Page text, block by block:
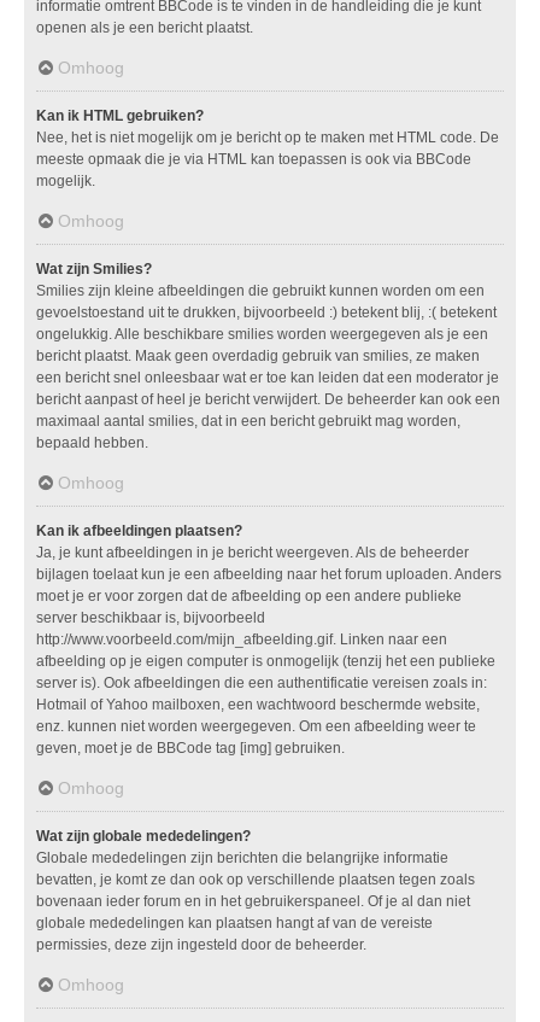
informatie omtrent BBCode is te vinden in de handleiding die je kunt
openen als je een bericht plaatst.
Omhoog
Kan ik HTML gebruiken?
Nee, het is niet mogelijk om je bericht op te maken met HTML code. De
meeste opmaak die je via HTML kan toepassen is ook via BBCode
mogelijk.
Omhoog
Wat zijn Smilies?
Smilies zijn kleine afbeeldingen die gebruikt kunnen worden om een
gevoelstoestand uit te drukken, bijvoorbeeld :) betekent blij, :( betekent
ongelukkig. Alle beschikbare smilies worden weergegeven als je een
bericht plaatst. Maak geen overdadig gebruik van smilies, ze maken
een bericht snel onleesbaar wat er toe kan leiden dat een moderator je
bericht aanpast of heel je bericht verwijdert. De beheerder kan ook een
maximaal aantal smilies, dat in een bericht gebruikt mag worden,
bepaald hebben.
Omhoog
Kan ik afbeeldingen plaatsen?
Ja, je kunt afbeeldingen in je bericht weergeven. Als de beheerder
bijlagen toelaat kun je een afbeelding naar het forum uploaden. Anders
moet je er voor zorgen dat de afbeelding op een andere publieke
server beschikbaar is, bijvoorbeeld
http://www.voorbeeld.com/mijn_afbeelding.gif. Linken naar een
afbeelding op je eigen computer is onmogelijk (tenzij het een publieke
server is). Ook afbeeldingen die een authentificatie vereisen zoals in:
Hotmail of Yahoo mailboxen, een wachtwoord beschermde website,
enz. kunnen niet worden weergegeven. Om een afbeelding weer te
geven, moet je de BBCode tag [img] gebruiken.
Omhoog
Wat zijn globale mededelingen?
Globale mededelingen zijn berichten die belangrijke informatie
bevatten, je komt ze dan ook op verschillende plaatsen tegen zoals
bovenaan ieder forum en in het gebruikerspaneel. Of je al dan niet
globale mededelingen kan plaatsen hangt af van de vereiste
permissies, deze zijn ingesteld door de beheerder.
Omhoog